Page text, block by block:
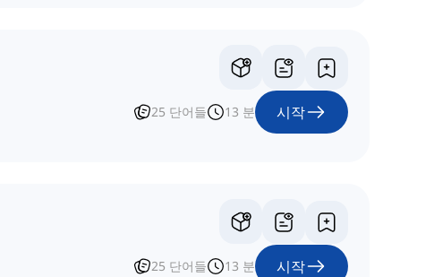
25 단어들 13 분 시작
25 단어들 13 분 시작